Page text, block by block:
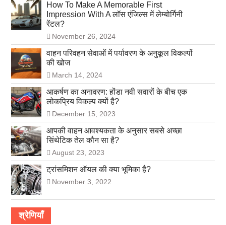
How To Make A Memorable First
Impression With A लॉस एंजिल्स में लेम्बोर्गिनी
रेंटल?
November 26, 2024
वाहन परिवहन सेवाओं में पर्यावरण के अनुकूल विकल्पों
की खोज
March 14, 2024
आकर्षण का अनावरण: होंडा नवी सवारों के बीच एक
लोकप्रिय विकल्प क्यों है?
December 15, 2023
आपकी वाहन आवश्यकता के अनुसार सबसे अच्छा
सिंथेटिक तेल कौन सा है?
August 23, 2023
ट्रांसमिशन ऑयल की क्या भूमिका है?
November 3, 2022
श्रेणियाँ